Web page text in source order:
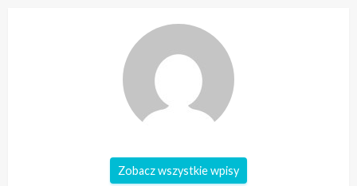
Zobacz wszystkie wpisy